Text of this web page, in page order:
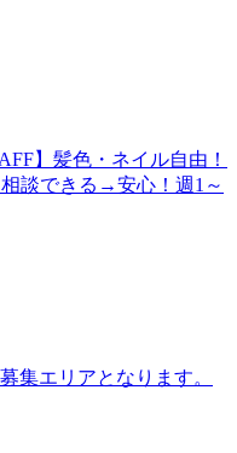
】髪色・ネイル自由！
談できる→安心！週1～
集エリアとなります。